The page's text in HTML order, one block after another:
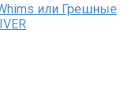
или Грешные